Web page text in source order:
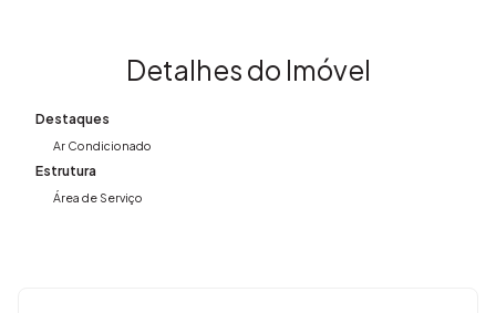
Detalhes do Imóvel
Destaques
Ar Condicionado
Estrutura
Área de Serviço